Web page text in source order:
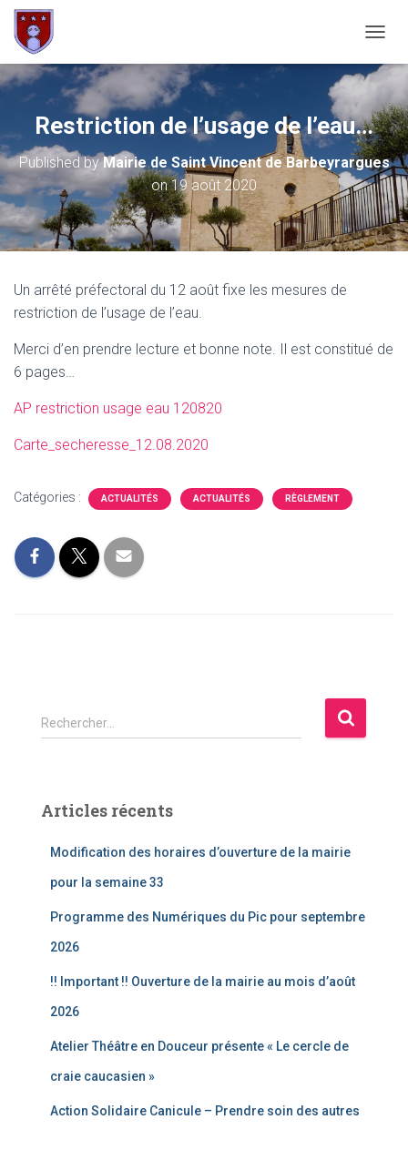
Restriction de l’usage de l’eau…
Published byMairie de Saint Vincent de Barbeyrargues
on19 août 2020
Un arrêté préfectoral du 12 août fixe les mesures de
restriction de l’usage de l’eau.
Merci d’en prendre lecture et bonne note. Il est constitué de
6 pages…
AP restriction usage eau 120820
Carte_secheresse_12.08.2020
Catégories : ACTUALITÉS ACTUALITÉS RÈGLEMENT
R
e
r
Rechercher…
Articles récents
Modification des horaires d’ouverture de la mairie
pour la semaine 33
Programme des Numériques du Pic pour septembre
2026
!! Important !! Ouverture de la mairie au mois d’août
2026
Atelier Théâtre en Douceur présente « Le cercle de
craie caucasien »
Action Solidaire Canicule – Prendre soin des autres